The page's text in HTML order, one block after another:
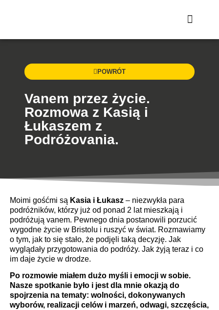
POWRÓT
Vanem przez życie.
Rozmowa z Kasią i
Łukaszem z
Podróżovania.
Moimi gośćmi są Kasia i Łukasz – niezwykła para
podróżników, którzy już od ponad 2 lat mieszkają i
podróżują vanem. Pewnego dnia postanowili porzucić
wygodne życie w Bristolu i ruszyć w świat. Rozmawiamy
o tym, jak to się stało, że podjęli taką decyzję. Jak
wyglądały przygotowania do podróży. Jak żyją teraz i co
im daje życie w drodze.
Po rozmowie miałem dużo myśli i emocji w sobie.
Nasze spotkanie było i jest dla mnie okazją do
spojrzenia na tematy: wolności, dokonywanych
wyborów, realizacji celów i marzeń, odwagi, szczęścia,